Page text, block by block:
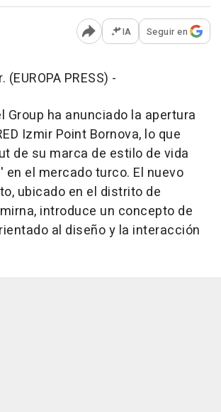
Abrir opciones para
IA Seguir en
(EUROPA PRESS) -
Group ha anunciado la apertura
Izmir Point Bornova, lo que
de su marca de estilo de vida
en el mercado turco. El nuevo
ubicado en el distrito de
introduce un concepto de
al diseño y la interacción